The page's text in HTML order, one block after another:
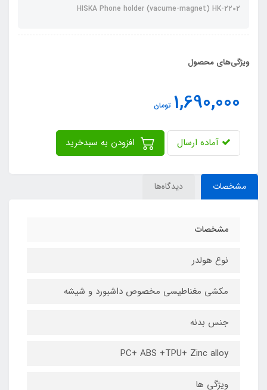
HISKA Phone holder (vacume-magnet) HK-2202
ویژگی‌های محصول
1,690,000 تومان
آماده ارسال
مشخصات دیدگاه‌ها
مشخصات
نوع هولدر
مکشی مغناطیسی مخصوص داشبورد و شیشه
جنس بدنه
PC+ ABS +TPU+ Zinc alloy
ویژگی ها